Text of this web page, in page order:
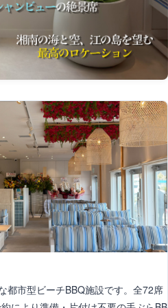
都市型ビーチBBQ施設です。全72席